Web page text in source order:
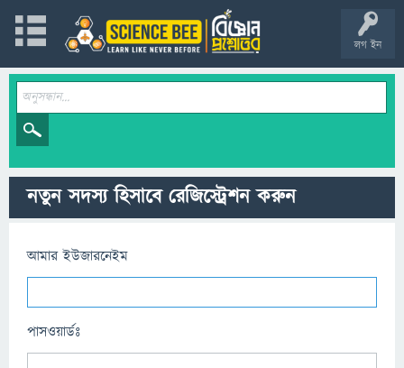
লগ ইন
নতুন সদস্য হিসাবে রেজিস্ট্রেশন করুন
আমার ইউজারনেইম
পাসওয়ার্ডঃ